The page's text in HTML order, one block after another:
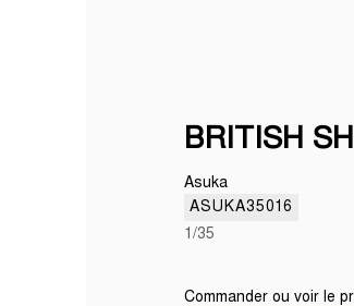
BRITISH
Asuka
ASUKA35016
1/35
Commander ou voir le